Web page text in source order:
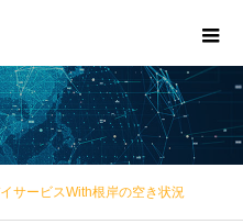
サービスWith根岸の空き状況